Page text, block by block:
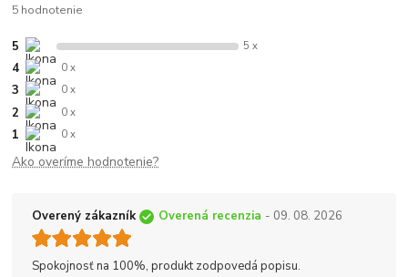
5 hodnotenie
5 5 x
4 0 x
3 0 x
2 0 x
1 0 x
Ako overíme hodnotenie?
Overený zákazník Overená recenzia - 09. 08. 2026
Spokojnosť na 100%, produkt zodpovedá popisu.